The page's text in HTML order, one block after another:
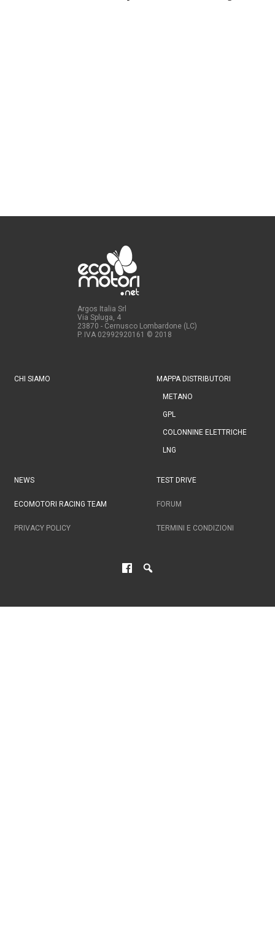
Argos Italia Srl
Via Spluga, 4
23870 - Cernusco Lombardone (LC)
P. IVA 02992920161 © 2018
CHI SIAMO MAPPA DISTRIBUTORI
METANO
GPL
COLONNINE ELETTRICHE
LNG
NEWS TEST DRIVE
ECOMOTORI RACING TEAM FORUM
PRIVACY POLICY TERMINI E CONDIZIONI